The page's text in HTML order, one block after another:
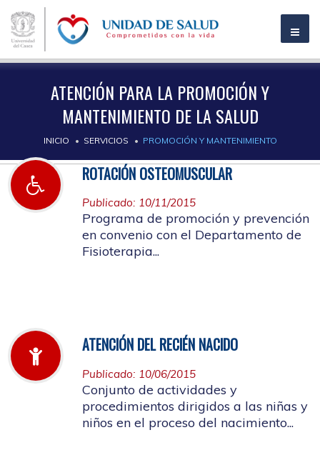
ATENCIÓN PARA LA PROMOCIÓN Y
MANTENIMIENTO DE LA SALUD
INICIO SERVICIOS PROMOCIÓN Y MANTENIMIENTO
ROTACIÓN OSTEOMUSCULAR
Publicado: 10/11/2015
Programa de promoción y prevención
en convenio con el Departamento de
Fisioterapia...
ATENCIÓN DEL RECIÉN NACIDO
Publicado: 10/06/2015
Conjunto de actividades y
procedimientos dirigidos a las niñas y
niños en el proceso del nacimiento...